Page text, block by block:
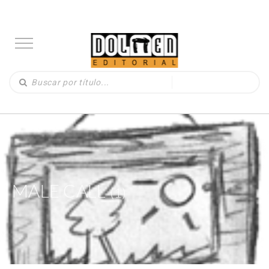
MALE CALL(1)